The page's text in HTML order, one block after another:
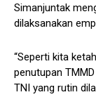
Simanjuntak
dilaksanakan
“Seperti kita
penutupan
TNI yang rutin